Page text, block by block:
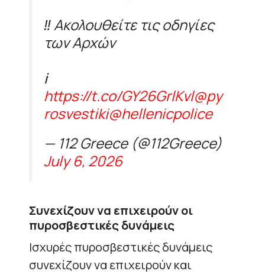
‼️ Ακολουθείτε τις οδηγίες
των Αρχών
ℹ️
https://t.co/GY26GrlKvl@py
rosvestiki@hellenicpolice
— 112 Greece (@112Greece)
July 6, 2026
Συνεχίζουν να επιχειρούν οι
πυροσβεστικές δυνάμεις
Ισχυρές πυροσβεστικές δυνάμεις
συνεχίζουν να επιχειρούν και